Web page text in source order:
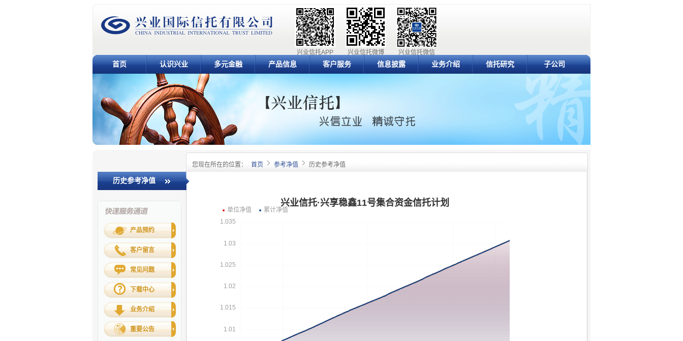
兴业信托微信
兴业信托微博
兴业信托APP
首页 认识兴业 多元金融 产品信息 客户服务 信息披露 业务介绍 信托研究 子公司
您现在所在的位置： 首页 参考净值 历史参考净值
历史参考净值
产品预约
客户留言
常见问题
下载中心
业务介绍
重要公告